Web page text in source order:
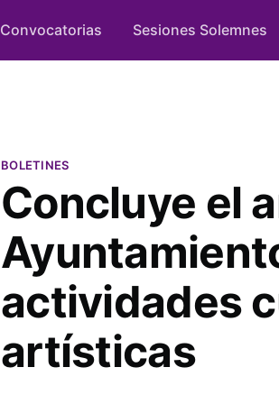
Convocatorias Sesiones Solemnes
BOLETINES
Concluye el
actividades
artísticas